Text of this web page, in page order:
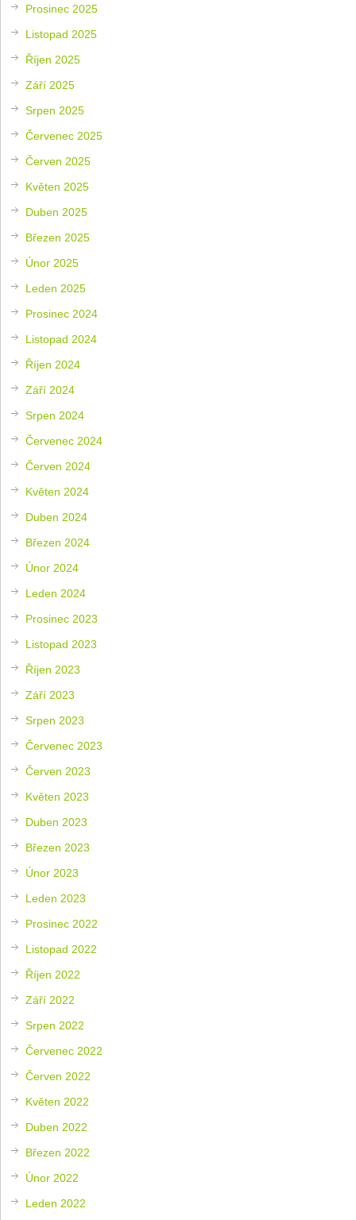
Prosinec 2025
Listopad 2025
Říjen 2025
Září 2025
Srpen 2025
Červenec 2025
Červen 2025
Květen 2025
Duben 2025
Březen 2025
Únor 2025
Leden 2025
Prosinec 2024
Listopad 2024
Říjen 2024
Září 2024
Srpen 2024
Červenec 2024
Červen 2024
Květen 2024
Duben 2024
Březen 2024
Únor 2024
Leden 2024
Prosinec 2023
Listopad 2023
Říjen 2023
Září 2023
Srpen 2023
Červenec 2023
Červen 2023
Květen 2023
Duben 2023
Březen 2023
Únor 2023
Leden 2023
Prosinec 2022
Listopad 2022
Říjen 2022
Září 2022
Srpen 2022
Červenec 2022
Červen 2022
Květen 2022
Duben 2022
Březen 2022
Únor 2022
Leden 2022